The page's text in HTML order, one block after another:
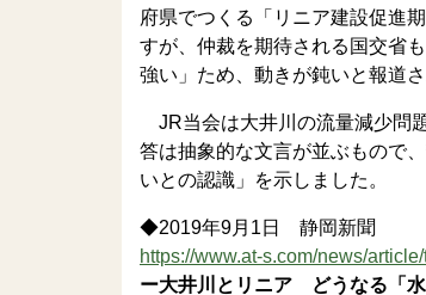
府県でつくる「リニア建設促進
すが、仲裁を期待される国交省
強い」ため、動きが鈍いと報道
JR当会は大井川の流量減少問
答は抽象的な文言が並ぶもので
いとの認識」を示しました。
◆2019年9月1日 静岡新聞
https://www.at-s.com/news/
ー大井川とリニア どうなる「